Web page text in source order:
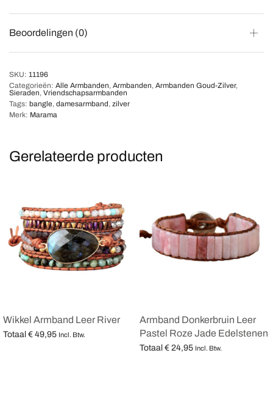
Beoordelingen (0)
SKU: 11196
Categorieën: Alle Armbanden, Armbanden, Armbanden Goud-Zilver,
Sieraden, Vriendschapsarmbanden
Tags: bangle, damesarmband, zilver
Merk: Marama
Gerelateerde producten
Wikkel Armband Leer River
Totaal € 49,95 Incl. Btw.
Armband Donkerbruin Leer
Pastel Roze Jade Edelstenen
Totaal € 24,95 Incl. Btw.